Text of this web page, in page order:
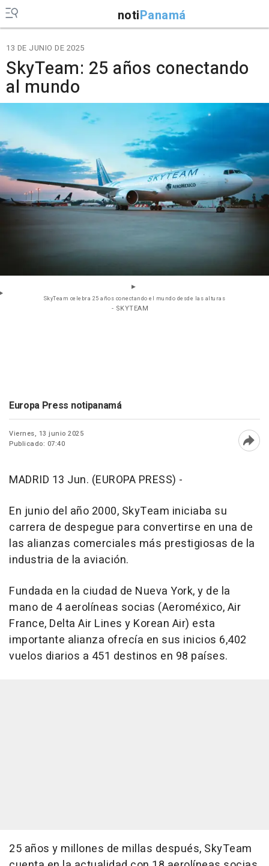
notiPanamá
13 DE JUNIO DE 2025
SkyTeam: 25 años conectando
al mundo
SkyTeam celebra 25 años conectando el mundo desde las alturas
- SKYTEAM
Europa Press notipanamá
Viernes, 13 junio 2025
Publicado: 07:40
MADRID 13 Jun. (EUROPA PRESS) -
En junio del año 2000, SkyTeam iniciaba su
carrera de despegue para convertirse en una de
las alianzas comerciales más prestigiosas de la
industria de la aviación.
Fundada en la ciudad de Nueva York, y de la
mano de 4 aerolíneas socias (Aeroméxico, Air
France, Delta Air Lines y Korean Air) esta
importante alianza ofrecía en sus inicios 6,402
vuelos diarios a 451 destinos en 98 países.
25 años y millones de millas después, SkyTeam